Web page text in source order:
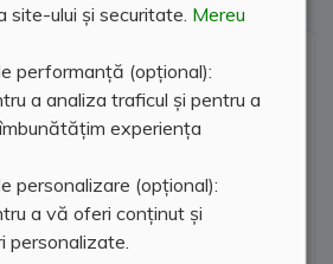
site-ului și securitate. Mereu
performanță (opțional):
a analiza traficul și pentru a
experiența
personalizare (opțional):
a vă oferi conținut și
personalizate.